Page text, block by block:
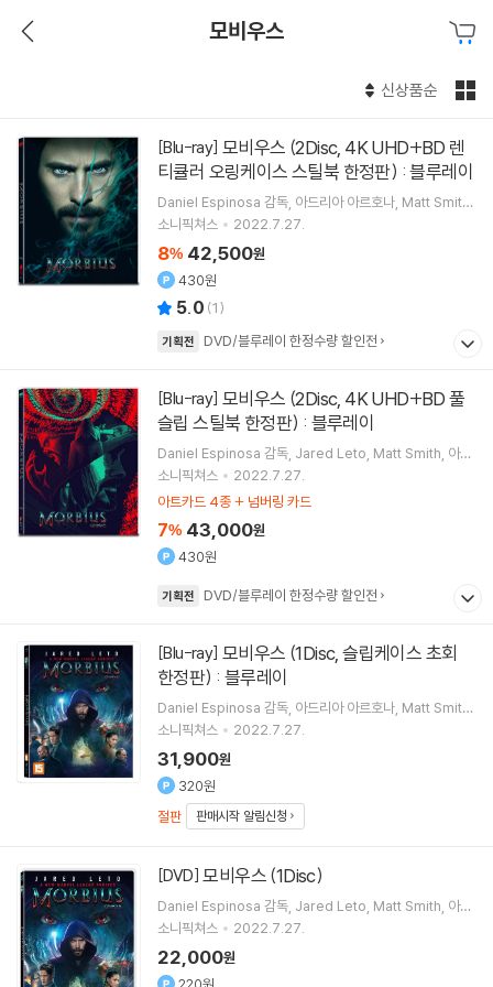
모비우스
신상품순
[Blu-ray]
티큘러 오링케이스 스틸북 한정판) : 블루레이
Daniel Espinosa 감독 아드리아 아르호나 Matt Smith
Jared Leto 출연
소니픽쳐스 2022.7.27.
8% 42,500원
430원
5.0 (1)
기획전 DVD/블루레이 한정수량 할인전
[Blu-ray]
슬립 스틸북 한정판) : 블루레이
Daniel Espinosa 감독 Jared Leto Matt Smith 아드
리아 아르호나 출연
소니픽쳐스
2022.7.27.
아트카드 4종 + 넘버링 카드
7% 43,000원
430원
기획전 DVD/블루레이 한정수량 할인전
[Blu-ray]
한정판) : 블루레이
Daniel Espinosa 감독 아드리아 아르호나 Matt Smith
Jared Leto 출연
소니픽쳐스 2022.7.27.
31,900원
320원
절판
판매시작 알림신청
[DVD] 모비우스 (1Disc)
Daniel Espinosa 감독 Jared Leto Matt Smith 아드
리아 아르호나 출연
소니픽쳐스 2022.7.27.
22,000원